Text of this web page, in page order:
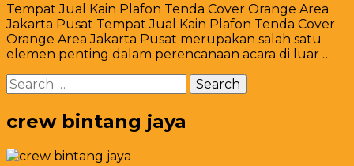
Jual
Kain
Plafon
Tenda
Orange
Jakarta
Pusat
Tempat Jual Kain Plafon Tenda Cover Orange Area
Jakarta Pusat Tempat Jual Kain Plafon Tenda Cover
Orange Area Jakarta Pusat merupakan salah satu
elemen penting dalam perencanaan acara di luar …
Search
for:
crew bintang jaya